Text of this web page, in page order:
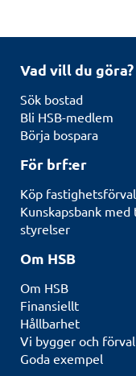
Vad vill du göra?
Sök bostad
Bli HSB-medlem
Börja bospara
För brf:er
Köp
Kunskapsbank
styrelser
Om HSB
Om HSB
Finansiellt
Hållbarhet
Vi bygger och
Goda exempel